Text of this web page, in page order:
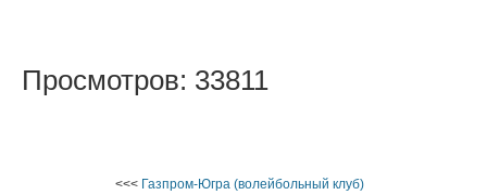
Просмотров: 33811
<<< Газпром-Югра (волейбольный клуб)